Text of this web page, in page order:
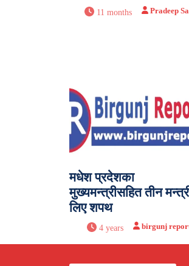
11 months Pradeep
मधेश प्रदेशका
मुख्यमन्त्रीसहित तीन
लिए शपथ
4 years birgunj